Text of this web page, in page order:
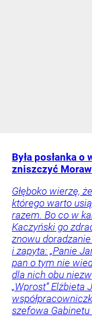
Była posłanka
zniszczyć
Głęboko wierzę,
którego warto
razem. Bo co w
Kaczyński go
znowu
i zapyta: „Panie
pan o tym nie
dla nich obu
„Wprost” Elżbieta
szefowa Gabinetu